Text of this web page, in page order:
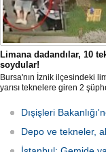
Limana dadandılar, 10
soydular!
Bursa'nın İznik ilçesindeki
yarısı teknelere giren 2
çaldı. Olay, güvenlik
yansıdı, tekne sahiplerinin
jandarma inceleme başlattı.
Dışişleri
Depo ve tekneler,